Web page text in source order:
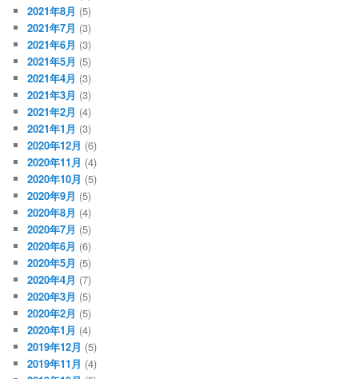
2021年8月 (5)
2021年7月 (3)
2021年6月 (3)
2021年5月 (5)
2021年4月 (3)
2021年3月 (3)
2021年2月 (4)
2021年1月 (3)
2020年12月 (6)
2020年11月 (4)
2020年10月 (5)
2020年9月 (5)
2020年8月 (4)
2020年7月 (5)
2020年6月 (6)
2020年5月 (5)
2020年4月 (7)
2020年3月 (5)
2020年2月 (5)
2020年1月 (4)
2019年12月 (5)
2019年11月 (4)